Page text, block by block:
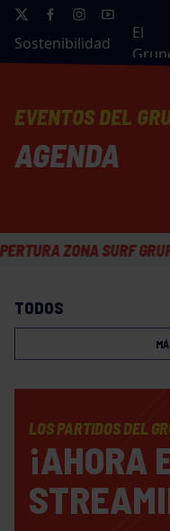
Sostenibilidad
El
EVENTOS DEL
AGENDA
ZONA SURF GRUPÍN
TODOS
LOS PARTIDOS DEL
¡AHORA